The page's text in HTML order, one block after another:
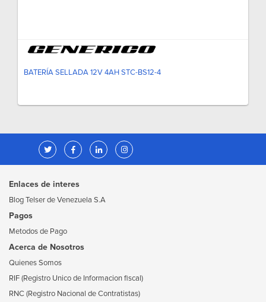
BATERÍA SELLADA 12V 4AH STC-BS12-4
Enlaces de interes
Blog Telser de Venezuela S.A
Pagos
Metodos de Pago
Acerca de Nosotros
Quienes Somos
RIF (Registro Unico de Informacion fiscal)
RNC (Registro Nacional de Contratistas)